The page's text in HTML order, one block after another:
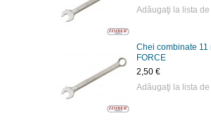
Adăugaţi la lista
Chei combinate 11
FORCE
2,50 €
Adăugaţi la lista